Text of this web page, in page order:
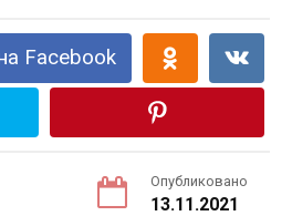
Facebook
Опубликовано
13.11.2021